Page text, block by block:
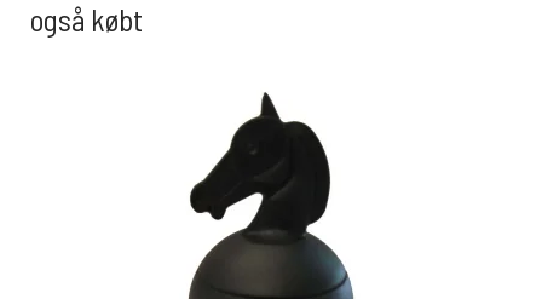
også købt